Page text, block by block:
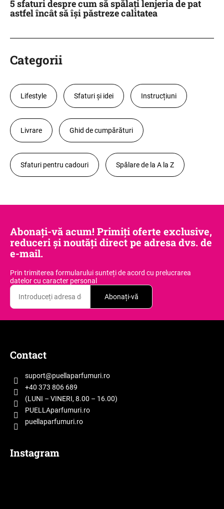
5 sfaturi despre cum să spălați lenjeria de pat
astfel încât să își păstreze calitatea
Categorii
Lifestyle Sfaturi și idei Instrucțiuni
Livrare Ghid de cumpărături
Sfaturi pentru cadouri Spălare de la A la Z
Abonați-vă acum! Primiți oferte exclusive,
reduceri și noutăți direct pe adresa dvs. de
e-mail.
Prin trimiterea formularului sunteți de acord cu prelucrarea
datelor cu caracter personal
Abonați-vă
Contact
suport@puellaparfumuri.ro
+40 373 806 689
(LUNI – VINERI, 8.00 – 16.00)
PUELLAparfumuri.ro
puellaparfumuri.ro
Instagram